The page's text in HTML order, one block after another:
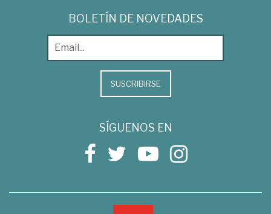
BOLETÍN DE NOVEDADES
SUSCRIBIRSE
SÍGUENOS EN